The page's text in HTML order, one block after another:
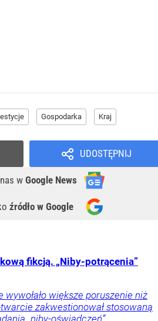
Gospodarka Kraj
UDOSTĘPNIJ
w Google News
źródło w Google
fikcją. „Niby-potrącenia”
większe poruszenie niż
zakwestionował stosowaną
„niby-oświadczeń”,